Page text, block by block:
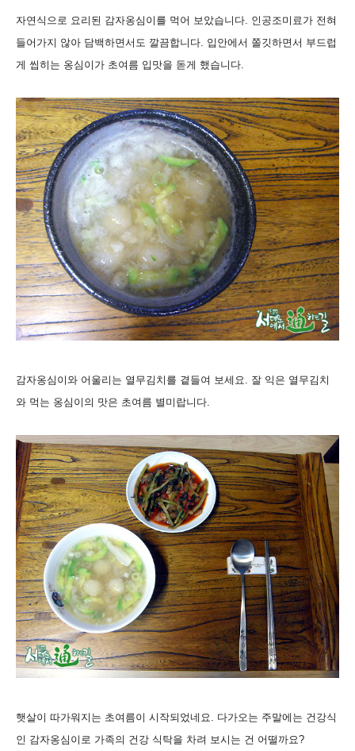
자연식으로 요리된 감자옹심이를 먹어 보았습니다. 인공조미료가 전혀
들어가지 않아 담백하면서도 깔끔합니다. 입안에서 쫄깃하면서 부드럽
게 씹히는 옹심이가 초여름 입맛을 돋게 했습니다.
감자옹심이와 어울리는 열무김치를 곁들여 보세요. 잘 익은 열무김치
와 먹는 옹심이의 맛은 초여름 별미랍니다.
햇살이 따가워지는 초여름이 시작되었네요. 다가오는 주말에는 건강식
인 감자옹심이로 가족의 건강 식탁을 차려 보시는 건 어떨까요?